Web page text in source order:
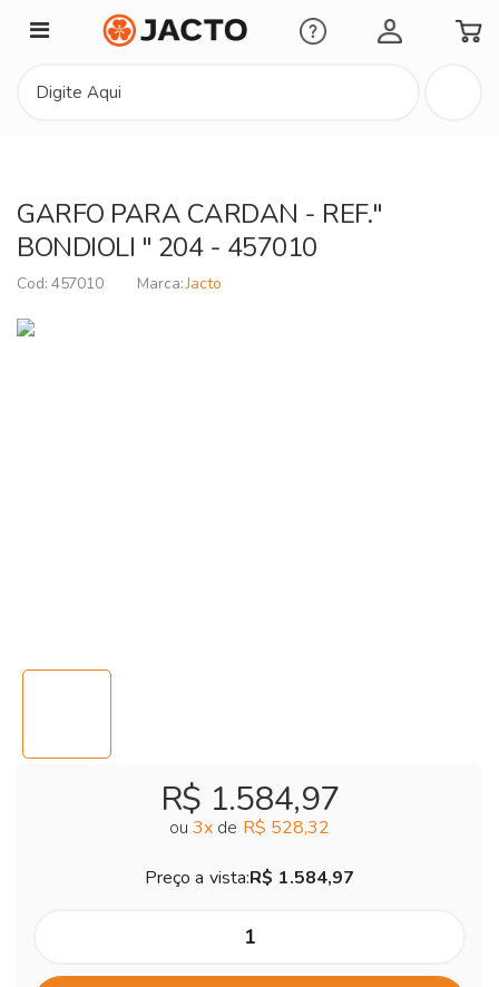
Minha Conta
GARFO PARA CARDAN - REF."
BONDIOLI " 204 - 457010
457010 Jacto
R$ 1.584,97
ou 3x de R$ 528,32
Preço a vista:R$ 1.584,97